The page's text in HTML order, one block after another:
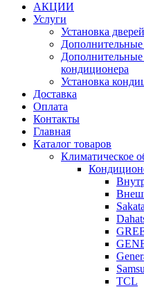
АКЦИИ
Услуги
Установка дверей
Дополнительные
Дополнительные
кондиционера
Установка
Доставка
Оплата
Контакты
Главная
Каталог товаров
Климатическое
Sakata
TCL